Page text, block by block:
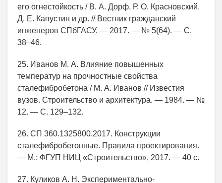
его огнестойкость / В. А. Дорф, Р. О. Красновский,
Д. Е. Капустин и др. // Вестник гражданский
инженеров СПбГАСУ. — 2017. — № 5(64). — С.
38–46.
25. Иванов М. А. Влияние повышенных
температур на прочностные свойства
сталефибробетона / М. А. Иванов // Известия
вузов. Строительство и архитектура. — 1984. — №
12. — C. 129–132.
26. СП 360.1325800.2017. Конструкции
сталефибробетонные. Правила проектирования.
— М.: ФГУП НИЦ «Строительство», 2017. — 40 с.
27. Куликов А. Н. Экспериментально-